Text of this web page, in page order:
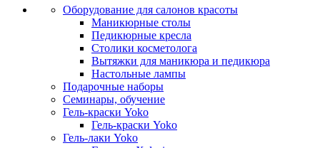
Оборудование для салонов красоты
Маникюрные столы
Педикюрные кресла
Столики косметолога
Вытяжки для маникюра и педикюра
Настольные лампы
Подарочные наборы
Семинары, обучение
Гель-краски Yoko
Гель-краски Yoko
Гель-лаки Yoko